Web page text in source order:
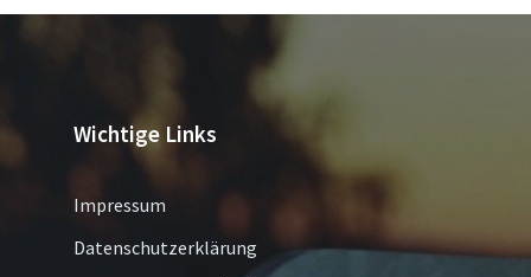
Wichtige Links
Impressum
Datenschutzerklärung